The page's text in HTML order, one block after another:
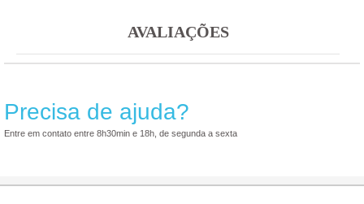
AVALIAÇÕES
Precisa de ajuda?
Entre em contato entre 8h30min e 18h, de segunda a sexta